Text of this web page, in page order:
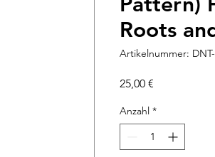
Roots
Artikelnummer:
25,00 €
Anzahl *